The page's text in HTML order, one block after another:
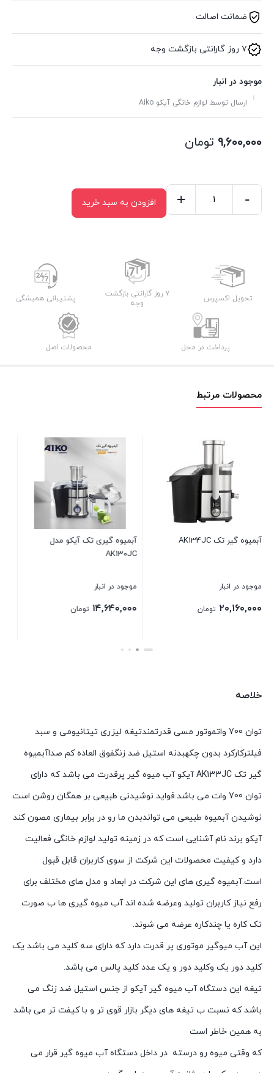
ضمانت اصالت
۷ روز گارانتی بازگشت وجه
موجود در انبار
ارسال توسط لوازم خانگی آیکو Aiko
۹,۶۰۰,۰۰۰ تومان
-
+ افزودن به سبد خرید
تحویل اکسپرس
۷ روز گارانتی بازگشت
وجه
پشتیبانی همیشگی
پرداخت در محل محصولات اصل
محصولات مرتبط
آیکو مدل آبمیوه گیر 4 کاره AK122JC
۲۶,۸۸۰,۰۰۰ تومان ۱۹,۶۸۰,۰۰۰
خلاصه
توان 700 واتموتور مسی قدرتمندتیغه لیزری تیتانیومی و سبد
فیلترکارکرد بدون چکهبدنه استیل ضد زنگفوق العاده کم صداآبمیوه
گیر تک AK133JC آیکو آب میوه گیر پرقدرت می باشد که دارای
توان 700 وات می باشد.فواید نوشیدنی طبیعی بر همگان روشن است
نوشیدن آبمیوه طبیعی می تواندبدن ما رو در برابر بیماری مصون کند
آیکو برند نام آشنایی است که در زمینه تولید لوازم خانگی فعالیت
دارد و کیفیت محصولات این شرکت از سوی کاربران قابل قبول
است.آبمیوه گیری های این شرکت در ابعاد و مدل های مختلف برای
رفع نیاز کاربران تولید وعرضه شده اند آب میوه گیری ها ب صورت
تک کاره یا چندکاره عرضه می شوند.
این آب میوگیر موتوری پر قدرت دارد که دارای سه کلید می باشد یک
کلید دور یک وکلید دور و یک عدد کلید پالس می باشد.
تیغه این دستگاه آب میوه گیر آیکو از جنس استیل ضد زنگ می
باشد که نسبت ب تیغه های دیگر بازار قوی تر و با کیفت تر می باشد
به همین خاطر است
که وقتی میوه رو درسته در داخل دستگاه آب میوه گیر قرار می